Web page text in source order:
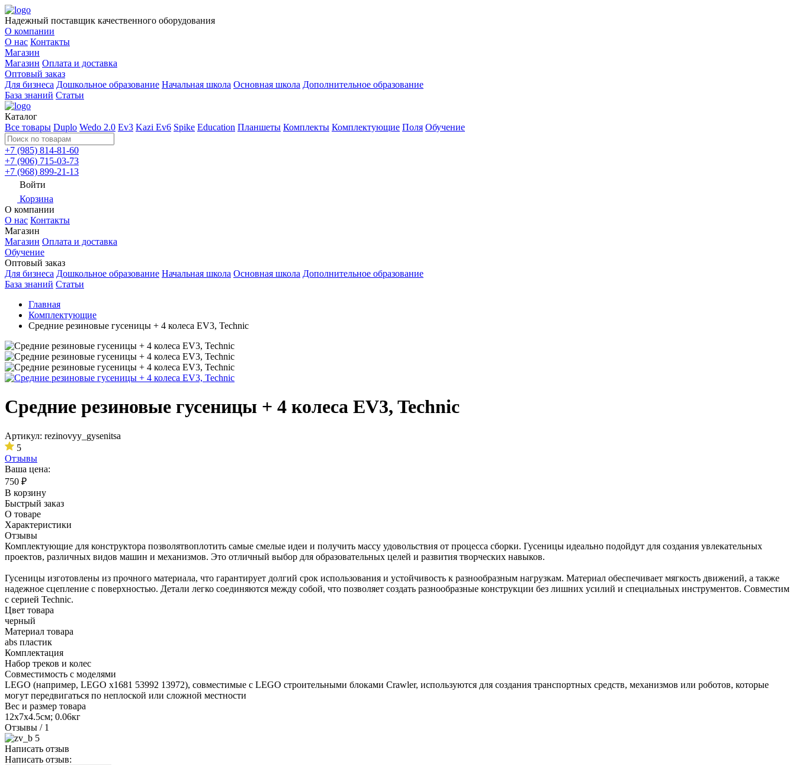
Надежный поставщик качественного оборудования
О компании
О нас Контакты
Магазин
Магазин Оплата и доставка
Оптовый заказ
Для бизнеса Дошкольное образование Начальная школа Основная школа Дополнительное образование
База знаний Статьи
Каталог
Все товары Duplo Wedo 2.0 Ev3 Kazi Ev6 Spike Education Планшеты Комплекты Комплектующие Поля Обучение
+7 (985) 814-81-60
+7 (906) 715-03-73
+7 (968) 899-21-13
Войти
Корзина
О компании
О нас Контакты
Магазин
Магазин Оплата и доставка
Обучение
Оптовый заказ
Для бизнеса Дошкольное образование Начальная школа Основная школа Дополнительное образование
База знаний Статьи
Главная
Комплектующие
Средние резиновые гусеницы + 4 колеса EV3, Technic
Средние резиновые гусеницы + 4 колеса EV3, Technic
Артикул: rezinovyy_gysenitsa
5
Отзывы
Ваша цена:
750 ₽
В корзину
Быстрый заказ
О товаре
Характеристики
Отзывы
Комплектующие для конструктора позволятвоплотить самые смелые идеи и получить массу удовольствия от процесса сборки. Гусеницы идеально подойдут для создания увлекательных
проектов, различных видов машин и механизмов. Это отличный выбор для образовательных целей и развития творческих навыков.
Гусеницы изготовлены из прочного материала, что гарантирует долгий срок использования и устойчивость к разнообразным нагрузкам. Материал обеспечивает мягкость движений, а также
надежное сцепление с поверхностью. Детали легко соединяются между собой, что позволяет создать разнообразные конструкции без лишних усилий и специальных инструментов. Совместим
с серией Technic.
Цвет товара
черный
Материал товара
abs пластик
Комплектация
Набор треков и колес
Совместимость с моделями
LEGO (например, LEGO x1681 53992 13972), совместимые с LEGO строительными блоками Crawler, используются для создания транспортных средств, механизмов или роботов, которые
могут передвигаться по неплоской или сложной местности
Вес и размер товара
12х7х4.5см; 0.06кг
Отзывы / 1
5
Написать отзыв
Написать отзыв: